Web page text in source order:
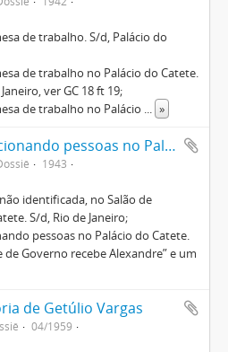
de trabalho. S/d, Palácio do
de trabalho no Palácio do Catete.
ver GC 18 ft 19;
de trabalho no Palácio ... »
Getúlio Vargas recepcionando pessoas no Palácio do Catete
1943
identificada, no Salão de
S/d, Rio de Janeiro;
pessoas no Palácio do Catete.
Governo recebe Alexandre” e um
de Getúlio Vargas
04/1959